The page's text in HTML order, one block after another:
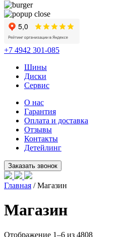
+7 4942 301-085
Шины
Диски
Сервис
О нас
Гарантия
Оплата и доставка
Отзывы
Контакты
Детейлинг
Главная / Магазин
Магазин
Отображение 1–6 из 4808